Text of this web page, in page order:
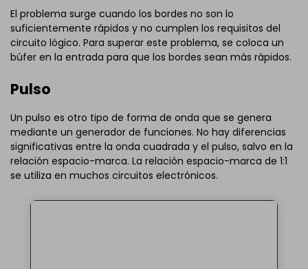
El problema surge cuando los bordes no son lo
suficientemente rápidos y no cumplen los requisitos del
circuito lógico. Para superar este problema, se coloca un
búfer en la entrada para que los bordes sean más rápidos.
Pulso
Un pulso es otro tipo de forma de onda que se genera
mediante un generador de funciones. No hay diferencias
significativas entre la onda cuadrada y el pulso, salvo en la
relación espacio-marca. La relación espacio-marca de 1:1
se utiliza en muchos circuitos electrónicos.